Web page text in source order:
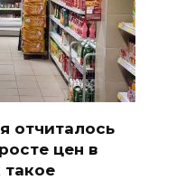
отчиталось
цен в
такое